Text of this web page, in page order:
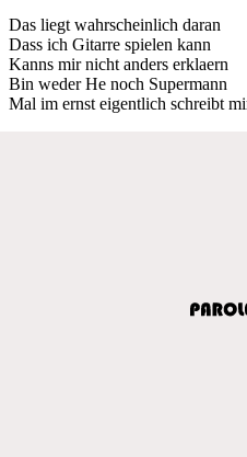
Das liegt wahrscheinlich daran
Dass ich Gitarre spielen kann
Kanns mir nicht anders erklaern
Bin weder He noch Supermann
Mal im ernst eigentlich schreibt